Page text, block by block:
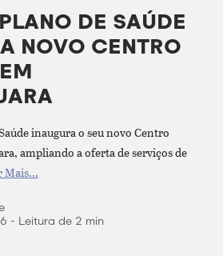
DE SAÚDE
NOVO CENTRO
inaugura o seu novo Centro
ampliando a oferta de serviços de
Mais...
- Leitura de 2 min